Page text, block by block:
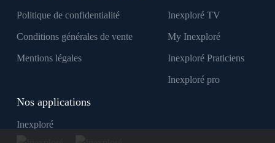
Politique de confidentialité
Conditions générales de vente
Mentions légales
Inexploré TV
My Inexploré
Inexploré Praticiens
Inexploré pro
Nos applications
Inexploré